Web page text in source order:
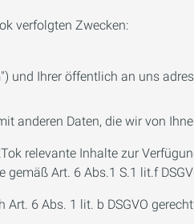
verfolgten Zwecken:
") und Ihrer öffentlich an uns
anderen Daten, die wir von
relevante Inhalte zur
Art. 6 Abs.1 S.1 lit.f
6 Abs. 1 lit. b DSGVO